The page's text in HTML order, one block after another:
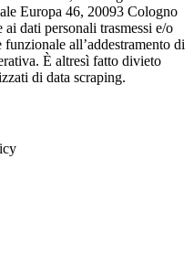
Europa 46, 20093 Cologno
dati personali trasmessi e/o
all’addestramento di
È altresì fatto divieto
di data scraping.